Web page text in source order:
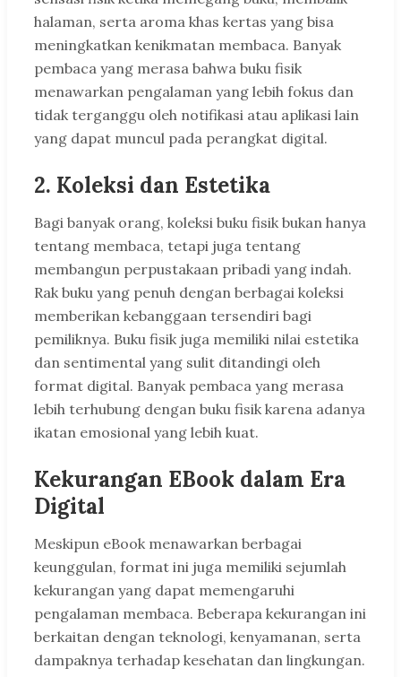
halaman, serta aroma khas kertas yang bisa
meningkatkan kenikmatan membaca. Banyak
pembaca yang merasa bahwa buku fisik
menawarkan pengalaman yang lebih fokus dan
tidak terganggu oleh notifikasi atau aplikasi lain
yang dapat muncul pada perangkat digital.
2. Koleksi dan Estetika
Bagi banyak orang, koleksi buku fisik bukan hanya
tentang membaca, tetapi juga tentang
membangun perpustakaan pribadi yang indah.
Rak buku yang penuh dengan berbagai koleksi
memberikan kebanggaan tersendiri bagi
pemiliknya. Buku fisik juga memiliki nilai estetika
dan sentimental yang sulit ditandingi oleh
format digital. Banyak pembaca yang merasa
lebih terhubung dengan buku fisik karena adanya
ikatan emosional yang lebih kuat.
Kekurangan EBook dalam Era
Digital
Meskipun eBook menawarkan berbagai
keunggulan, format ini juga memiliki sejumlah
kekurangan yang dapat memengaruhi
pengalaman membaca. Beberapa kekurangan ini
berkaitan dengan teknologi, kenyamanan, serta
dampaknya terhadap kesehatan dan lingkungan.